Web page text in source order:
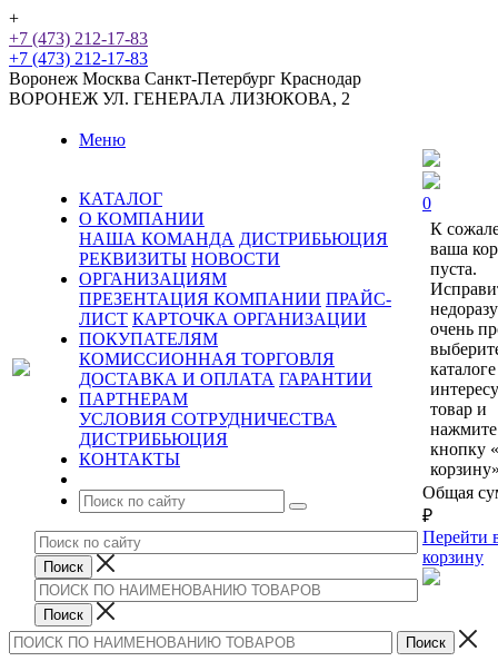
+
+7 (473) 212-17-83
+7 (473) 212-17-83
Воронеж Москва Санкт-Петербург Краснодар
ВОРОНЕЖ УЛ. ГЕНЕРАЛА ЛИЗЮКОВА, 2
Меню
КАТАЛОГ
О КОМПАНИИ
НАША КОМАНДА ДИСТРИБЬЮЦИЯ
РЕКВИЗИТЫ НОВОСТИ
ОРГАНИЗАЦИЯМ
ПРЕЗЕНТАЦИЯ КОМПАНИИ ПРАЙС-
ЛИСТ КАРТОЧКА ОРГАНИЗАЦИИ
ПОКУПАТЕЛЯМ
КОМИССИОННАЯ ТОРГОВЛЯ
ДОСТАВКА И ОПЛАТА ГАРАНТИИ
ПАРТНЕРАМ
УСЛОВИЯ СОТРУДНИЧЕСТВА
ДИСТРИБЬЮЦИЯ
КОНТАКТЫ
0
К
ваша
пуста.
очень
каталоге
товар и
нажмите
кнопку
Общая
₽
Перейти
корзину